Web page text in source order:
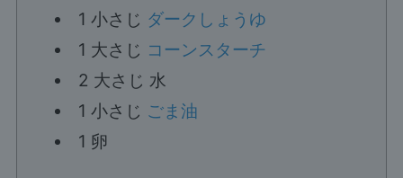
1 小さじ ダークしょうゆ
1 大さじ コーンスターチ
2 大さじ 水
1 小さじ ごま油
1 卵